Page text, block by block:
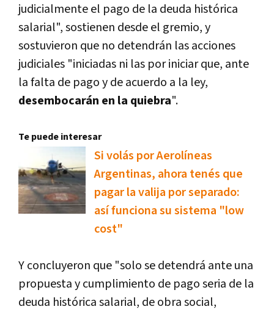
judicialmente el pago de la deuda histórica
salarial", sostienen desde el gremio, y
sostuvieron que no detendrán las acciones
judiciales "iniciadas ni las por iniciar que, ante
la falta de pago y de acuerdo a la ley,
desembocarán en la quiebra".
Te puede interesar
Si volás por Aerolíneas
Argentinas, ahora tenés que
pagar la valija por separado:
así funciona su sistema "low
cost"
Y concluyeron que "solo se detendrá ante una
propuesta y cumplimiento de pago seria de la
deuda histórica salarial, de obra social,